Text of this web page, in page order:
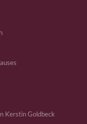
Kerstin Goldbeck